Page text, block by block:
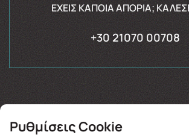
ΈΧΕΙΣ ΚΆΠΟΙΑ ΑΠΟΡΊΑ;
+30 21070 00708
Ρυθμίσεις Cookie